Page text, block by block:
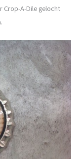
Crop-A-Dile gelocht